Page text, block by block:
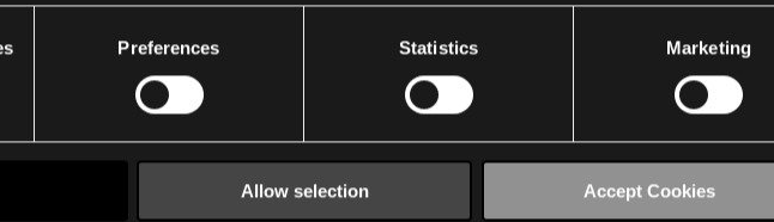
Preferences Statistics Marketing
Allow selection Accept Cookies
integrację z urządzeniami sterującymi DALI-2 innych producentów w
Precyzyjne sterowanie oświetleniem Zalety i